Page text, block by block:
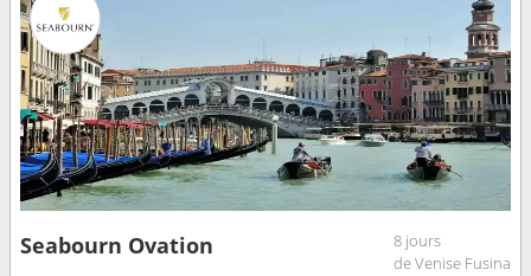
Seabourn Ovation
8 jours
de Venise Fusina